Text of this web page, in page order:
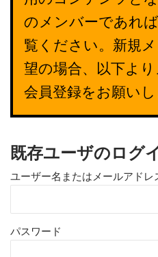
のメンバーであれ
覧ください。新規
望の場合、以下よ
会員登録をお願いし
既存ユーザのログ
ユーザー名またはメールアドレ
パスワード